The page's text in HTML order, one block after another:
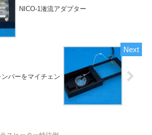
NICO-1潅流アダプター
バーをマイチェン